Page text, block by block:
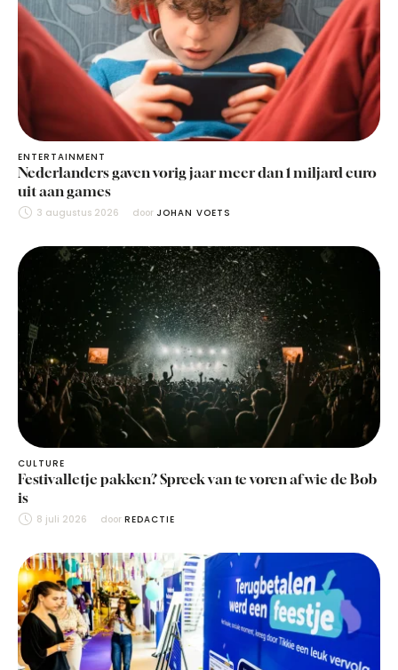
ENTERTAINMENT
Nederlanders gaven vorig jaar meer dan 1 miljard euro
uit aan games
3 augustus 2026 door JOHAN VOETS
CULTURE
Festivalletje pakken? Spreek van te voren af wie de Bob
is
8 juli 2026 door REDACTIE